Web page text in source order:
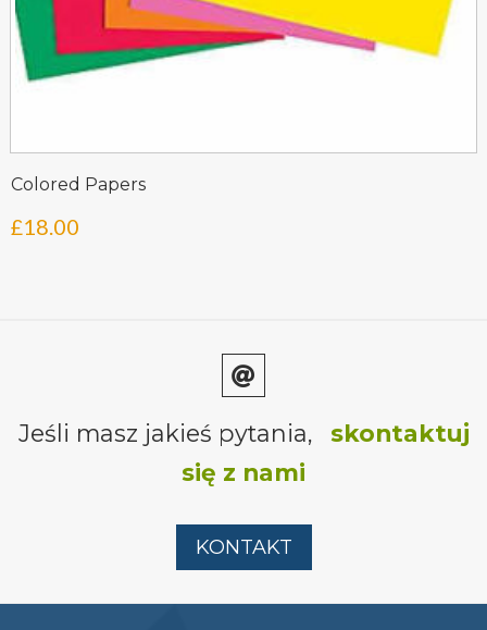
Colored Papers
£18.00
Jeśli masz jakieś pytania,
skontaktuj
się z nami
KONTAKT